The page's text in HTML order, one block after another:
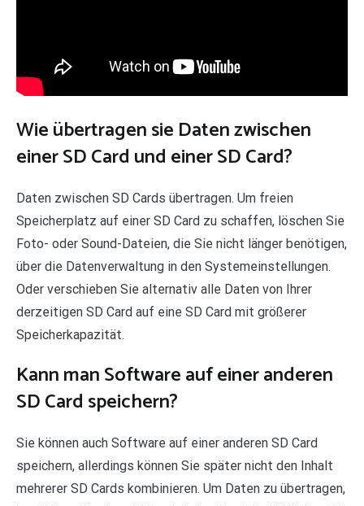
Wie übertragen sie Daten zwischen
einer SD Card und einer SD Card?
Daten zwischen SD Cards übertragen. Um freien
Speicherplatz auf einer SD Card zu schaffen, löschen Sie
Foto- oder Sound-Dateien, die Sie nicht länger benötigen,
über die Datenverwaltung in den Systemeinstellungen.
Oder verschieben Sie alternativ alle Daten von Ihrer
derzeitigen SD Card auf eine SD Card mit größerer
Speicherkapazität.
Kann man Software auf einer anderen
SD Card speichern?
Sie können auch Software auf einer anderen SD Card
speichern, allerdings können Sie später nicht den Inhalt
mehrerer SD Cards kombinieren. Um Daten zu übertragen,